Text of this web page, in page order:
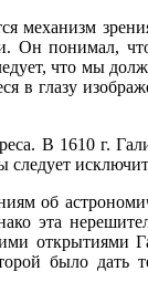
механизм
Он понимал,
что мы
в глазу
В 1610 г.
следует
об
эта
открытиями
было дать